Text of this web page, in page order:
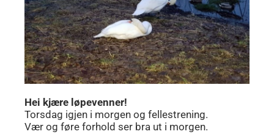
Hei kjære løpevenner!
Torsdag igjen i morgen og fellestrening.
Vær og føre forhold ser bra ut i morgen.